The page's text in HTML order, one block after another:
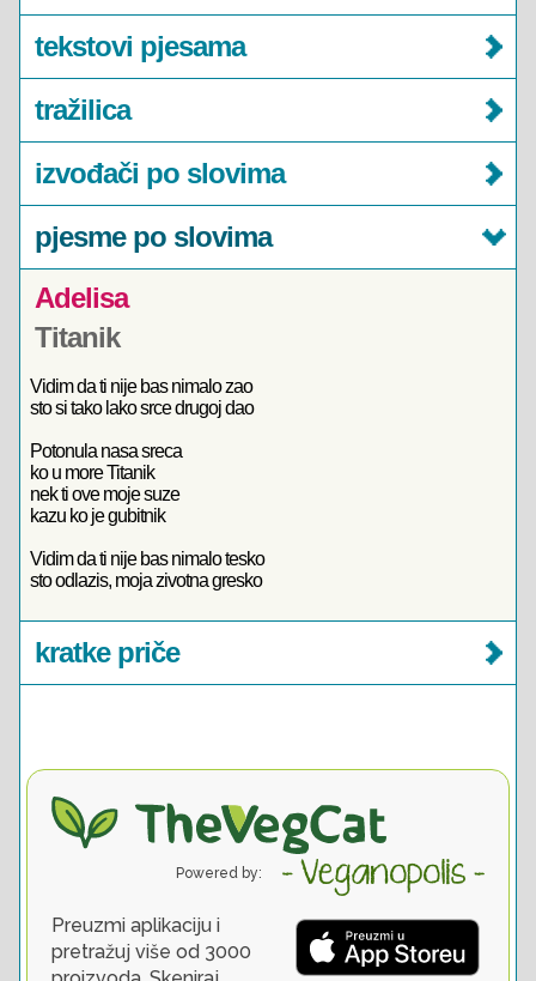
tekstovi pjesama
tražilica
izvođači po slovima
pjesme po slovima
Adelisa
Titanik
Vidim da ti nije bas nimalo zao
sto si tako lako srce drugoj dao
Potonula nasa sreca
ko u more Titanik
nek ti ove moje suze
kazu ko je gubitnik
Vidim da ti nije bas nimalo tesko
sto odlazis, moja zivotna gresko
kratke priče